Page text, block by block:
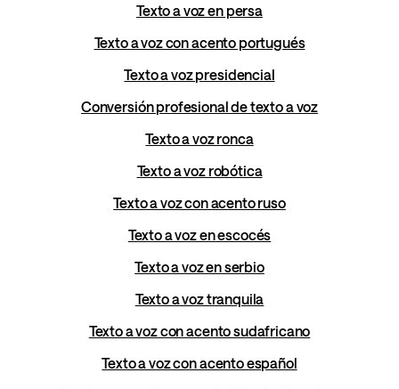
Texto a voz en persa
Texto a voz con acento portugués
Texto a voz presidencial
Conversión profesional de texto a voz
Texto a voz ronca
Texto a voz robótica
Texto a voz con acento ruso
Texto a voz en escocés
Texto a voz en serbio
Texto a voz tranquila
Texto a voz con acento sudafricano
Texto a voz con acento español